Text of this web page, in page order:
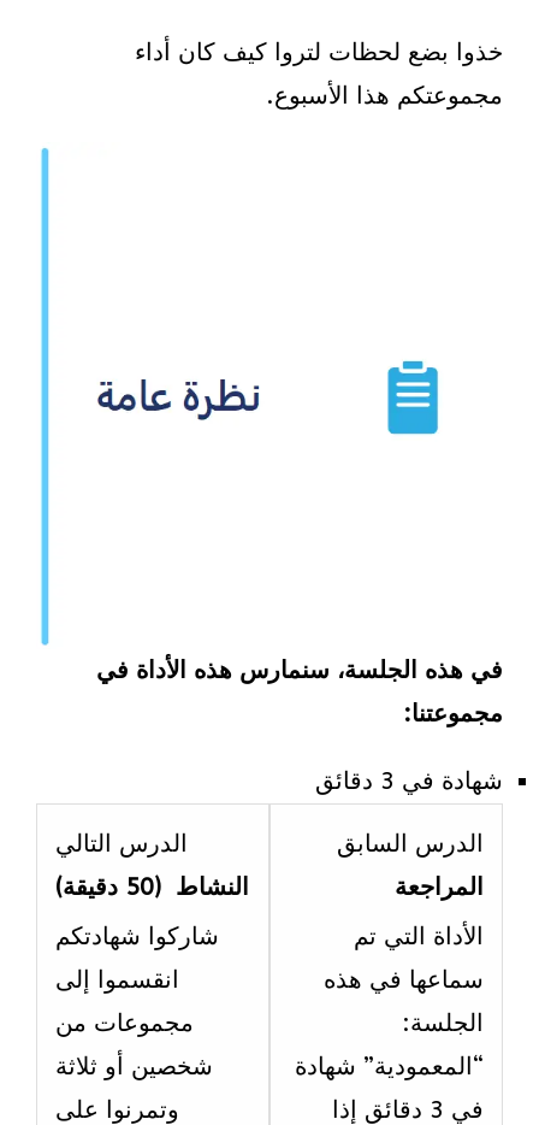
خذوا بضع لحظات لتروا كيف كان أداء
مجموعتكم هذا الأسبوع.
في هذه الجلسة، سنمارس هذه الأداة في
مجموعتنا:
شهادة في 3 دقائق
الدرس السابق
المراجعة
الأداة التي تم
سماعها في هذه
الجلسة:
“المعمودية” شهادة
في 3 دقائق إذا
الدرس التالي
النشاط (50 دقيقة)
شاركوا شهادتكم
انقسموا إلى
مجموعات من
شخصين أو ثلاثة
وتمرنوا على
2